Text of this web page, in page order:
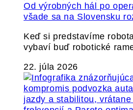
Od výrobných hál po
všade sa na Slovensku
Keď si predstavíme
vybaví buď robotické
22. júla 2026